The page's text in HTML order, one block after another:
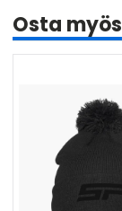
Osta myös